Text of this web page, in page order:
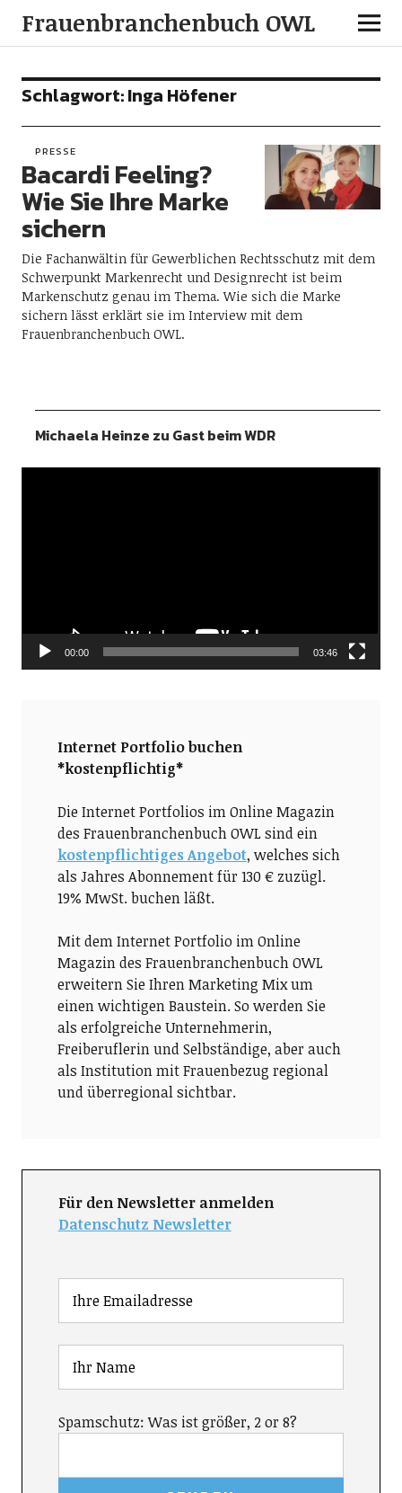
Frauenbranchenbuch OWL
Schlagwort:Inga Höfener
PRESSE
Bacardi Feeling?
Wie Sie Ihre Marke
sichern
Die Fachanwältin für Gewerblichen Rechtsschutz mit dem
Schwerpunkt Markenrecht und Designrecht ist beim
Markenschutz genau im Thema. Wie sich die Marke
sichern lässt erklärt sie im Interview mit dem
Frauenbranchenbuch OWL.
Michaela Heinze zu Gast beim WDR
00:00 03:46
Internet Portfolio buchen
*kostenpflichtig*
Die Internet Portfolios im Online Magazin
des Frauenbranchenbuch OWL sind ein
kostenpflichtiges Angebot, welches sich
als Jahres Abonnement für 130 € zuzügl.
19% MwSt. buchen läßt.
Mit dem Internet Portfolio im Online
Magazin des Frauenbranchenbuch OWL
erweitern Sie Ihren Marketing Mix um
einen wichtigen Baustein. So werden Sie
als erfolgreiche Unternehmerin,
Freiberuflerin und Selbständige, aber auch
als Institution mit Frauenbezug regional
und überregional sichtbar.
Für den Newsletter anmelden
Datenschutz Newsletter
Spamschutz: Was ist größer, 2 or 8?